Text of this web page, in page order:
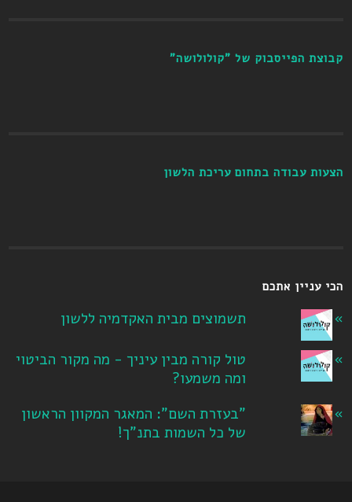
קבוצת הפייסבוק של "קולולושה"
הצעות עבודה בתחום עריכת הלשון
הכי עניין אתכם
תשמוצים מבית האקדמיה ללשון
טול קורה מבין עיניך - מה מקור הביטוי
ומה משמעו?
"בעזרת השם": המאגר המקוון הראשון
של כל השמות בתנ"ך!